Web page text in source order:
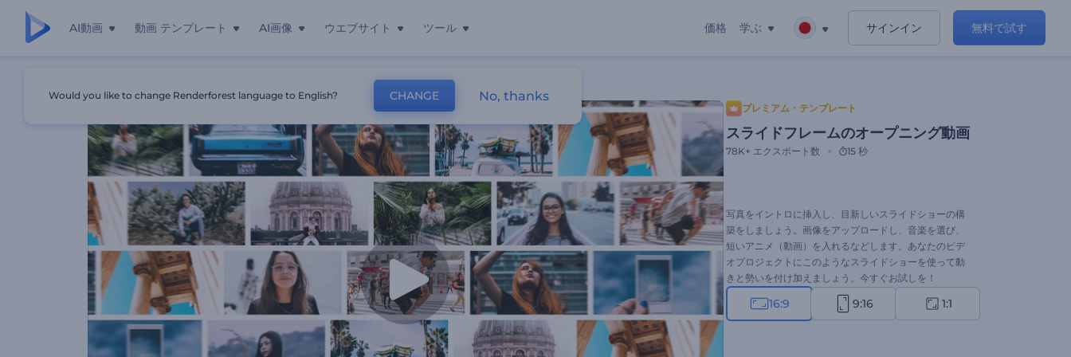
AI動画 動画 テンプレート AI画像 ウエブサイト ツール 価格 学ぶ サインイン 無料で試す
プレミアム・テンプレート
スライドフレームのオープニング動画
78K+ エクスポート数 15 秒
写真をイントロに挿入し、目新しいスライドショーの構
築をしましょう。画像をアップロードし、音楽を選び、
短いアニメ（動画）を入れるなどします。あなたのビデ
オプロジェクトにこのようなスライドショーを使って動
きと勢いを付け加えましょう。今すぐお試しを！
16:9 9:16 1:1
Would you like to change Renderforest language to English? CHANGE No, thanks